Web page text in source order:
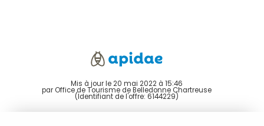
Mis à jour le 20 mai 2022 à 15:46
par Office de Tourisme de Belledonne Chartreuse
(Identifiant de l'offre: 6144229)